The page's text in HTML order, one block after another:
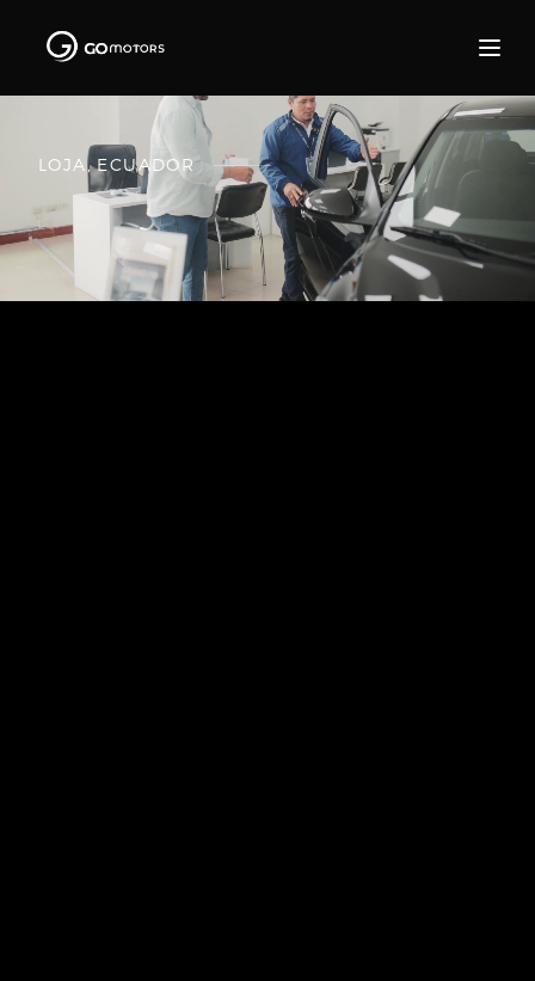
LOJA, ECUADOR